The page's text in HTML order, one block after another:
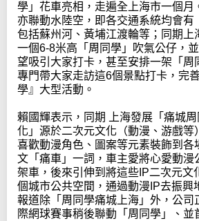
學」花車亮相，走遍全上海市一個月
亦聯動水陸空，即各交通系統均會有
包括蘇州河、黃埔江渡輪等；同期上
一個6-8米高「周同學」吹氣公仔，
望吸引大家打卡，甚至安排一架「周
專門帶大家走訪這6個景點打卡，完
學』大型活動。
賴國輝表示，同期 上海發展「痛城
化」源於二次元文化（動漫、游戲等
喜歡動漫角色、圖案等元素裝飾到各
文「痛車」一詞，車主愛將心愛動漫
架車，後來引伸到將這些IP二次元文
個城市公共空間，通過動漫IP去振興
報道除「周同學痛城上海」外，公司
際網球賽事稍後聯動「周同學」、並